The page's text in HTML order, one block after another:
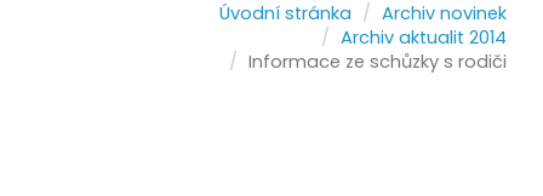
Úvodní stránka
Archiv novinek
Archiv aktualit 2014
Informace ze schůzky s rodiči